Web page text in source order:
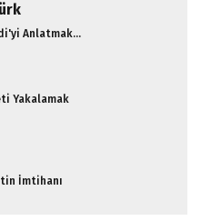
Anlatmak...
Yakalamak
İmtihanı